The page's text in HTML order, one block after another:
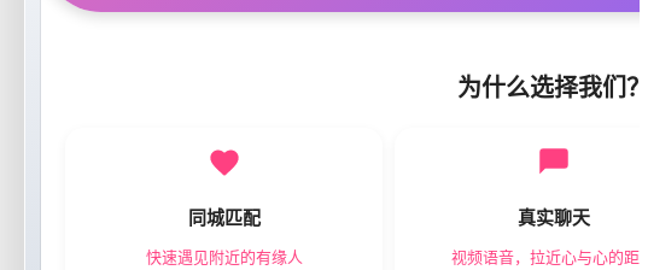
为什么选择我们？
同城匹配
快速遇见附近的有缘人
真实聊天
视频语音，拉近心与心的距离